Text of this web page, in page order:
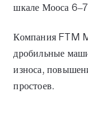
шкале Мооса
Компания FTM
дробильные
износа,
простоев.